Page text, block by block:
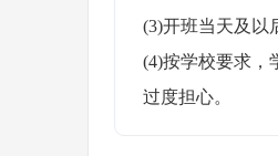
(3)开班当天及以
(4)按学校要求，
过度担心。